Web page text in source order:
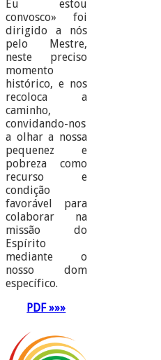
Eu estou
convosco» foi
dirigido a nós
pelo Mestre,
neste preciso
momento
histórico, e nos
recoloca a
caminho,
convidando-nos
a olhar a nossa
pequenez e
pobreza como
recurso e
condição
favorável para
colaborar na
missão do
Espírito
mediante o
nosso dom
específico.
PDF »»»